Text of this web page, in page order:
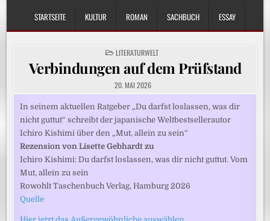
STARTSEITE
KULTUR ROMAN SACHBUCH ESSAY
POSTED
IN
LITERATURWELT
Verbindungen auf dem Prüfstand
20. MAI 2026
In seinem aktuellen Ratgeber „Du darfst loslassen, was dir
nicht guttut“ schreibt der japanische Weltbestsellerautor
Ichiro Kishimi über den „Mut, allein zu sein“
Rezension von Lisette Gebhardt zu
Ichiro Kishimi: Du darfst loslassen, was dir nicht guttut. Vom
Mut, allein zu sein
Rowohlt Taschenbuch Verlag, Hamburg 2026
Quelle
Hier jetzt das Außergewöhnliche auswählen …